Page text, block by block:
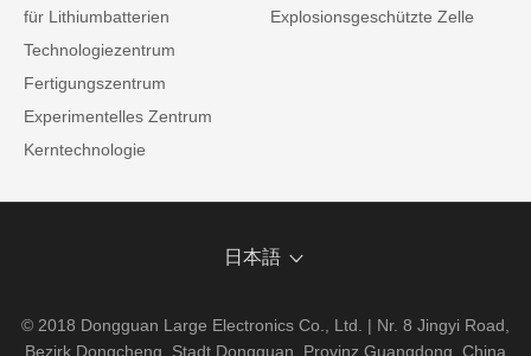
für Lithiumbatterien
Technologiezentrum
Fertigungszentrum
Experimentelles Zentrum
Kerntechnologie
Explosionsgeschützte Zelle
日本語
© 2018 Dongguan Large Electronics Co., Ltd. | Nr. 8 Jingyi Road,
Bezirk Dongcheng, Stadt Dongguan, Provinz Guangdong, China